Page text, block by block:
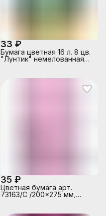
33 ₽
Бумага цветная 16 л. 8 цв.
"Лунтик" немелованная
35 ₽
Цветная бумага арт.
73163/С /200x275 мм,